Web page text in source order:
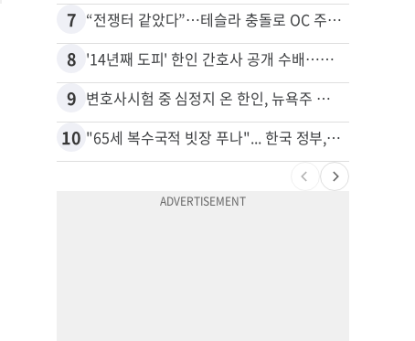
7 “전쟁터 같았다”…테슬라 충돌로 OC 주택 4채 파손
8 '14년째 도피' 한인 간호사 공개 수배…메디케어 사기 유죄
9 변호사시험 중 심정지 온 한인, 뉴욕주 제소
10 "65세 복수국적 빗장 푸나"... 한국 정부, 연령 완화 전면 추진